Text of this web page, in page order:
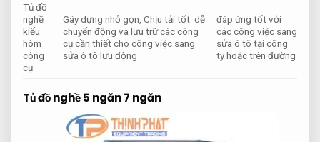
Tủ đồ
nghề
kiểu
hòm
công
cụ
Gây dựng nhỏ gọn, Chịu tải tốt. dễ
chuyển động và lưu trữ các công
cụ cần thiết cho công việc sang
sửa ô tô lưu động
đáp ứng tốt với
các công việc sang
sửa ô tô tại công
ty hoặc trên đường
Tủ đồ nghề 5 ngăn 7 ngăn